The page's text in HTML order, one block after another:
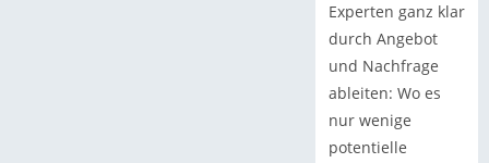
Experten ganz klar
durch Angebot
und Nachfrage
ableiten: Wo es
nur wenige
potentielle